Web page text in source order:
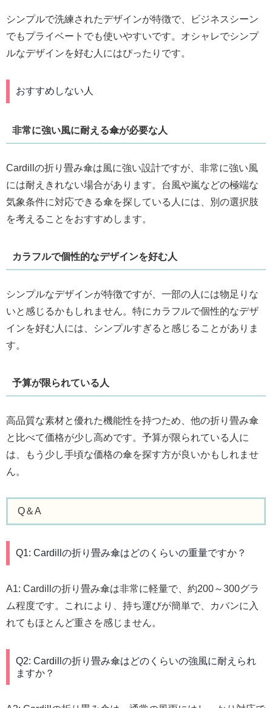
シンプルで洗練されたデザインが特徴で、ビジネスシーン
でもプライベートでも使いやすいです。オシャレでシンプ
ルなデザインを好む人にはぴったりです。
おすすめしない人
非常に強い風に耐える傘が必要な人
Cardillの折り畳み傘は風に強い設計ですが、非常に強い風
には耐えきれない場合があります。台風や嵐などの極端な
気象条件に対応できる傘を探している人には、別の選択肢
を考えることをおすすめします。
カラフルで個性的なデザインを好む人
シンプルなデザインが特徴ですが、一部の人には物足りな
いと感じるかもしれません。特にカラフルで個性的なデザ
インを好む人には、シンプルすぎると感じることがありま
す。
予算が限られている人
高品質な素材と優れた機能性を持つため、他の折り畳み傘
と比べて価格が少し高めです。予算が限られている人に
は、もう少し手頃な価格の傘を探す方が良いかもしれませ
ん。
Q＆A
Q1: Cardillの折り畳み傘はどのくらいの重量ですか？
A1: Cardillの折り畳み傘は非常に軽量で、約200～300グラ
ム程度です。これにより、持ち運びが簡単で、カバンに入
れてもほとんど重さを感じません。
Q2: Cardillの折り畳み傘はどのくらいの強風に耐えられ
ますか？